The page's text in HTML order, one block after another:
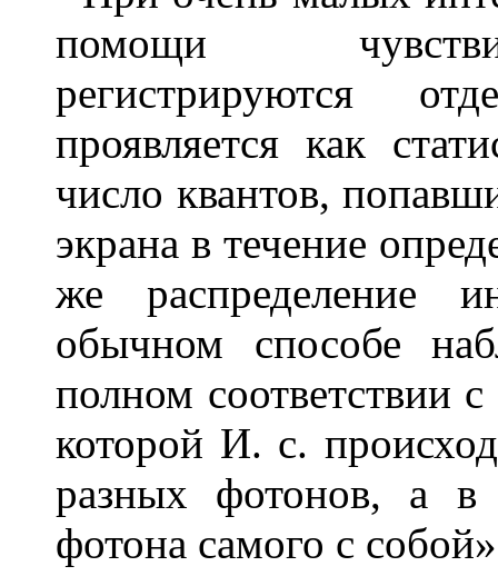
помощи
регистрируются
проявляется как
число квантов,
экрана в течение
же распределение
обычном способе
полном соответствии
которой И. с.
разных фотонов, а в
фотона самого с